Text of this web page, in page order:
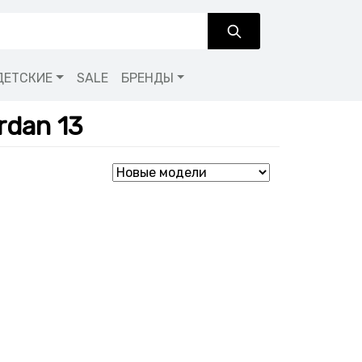
SALE БРЕНДЫ
13